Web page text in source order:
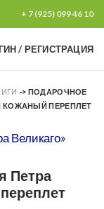
+ 7 (925) 099 46 10
/ РЕГИСТРАЦИЯ
-> ПОДАРОЧНОЕ
КОЖАНЫЙ ПЕРЕПЛЕТ
Петра